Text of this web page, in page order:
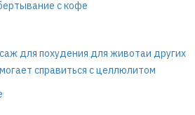
с кофе
для похудения для животаи других
справиться с целлюлитом